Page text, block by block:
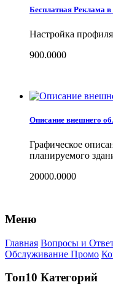
Бесплатная Реклама
Настройка
900.0000
Описание внешнего
Графическое
планируемого
20000.0000
Меню
Главная Вопросы и
Обслуживание Промо
Топ10 Категорий